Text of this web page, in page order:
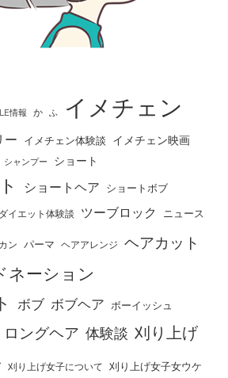
情報 か ふ イメチェン
ー イメチェン体験談 イメチェン映画
シャンプー ショート
ショートヘア ショートボブ
ダイエット体験談 ツーブロック ニュース
ン パーマ ヘアアレンジ ヘアカット
ネーション
ボブ ボブヘア ボーイッシュ
ロングヘア 体験談 刈り上げ
刈り上げ女子について 刈り上げ女子女ウケ